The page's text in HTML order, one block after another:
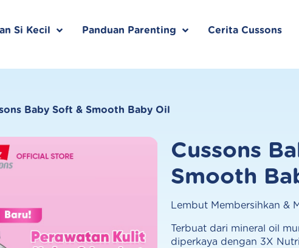
Si Kecil Panduan Parenting Cerita Cussons
Baby Soft & Smooth Baby Oil
Cussons
Smooth
Lembut Membersihkan &
Terbuat dari mineral oil
diperkaya dengan 3X